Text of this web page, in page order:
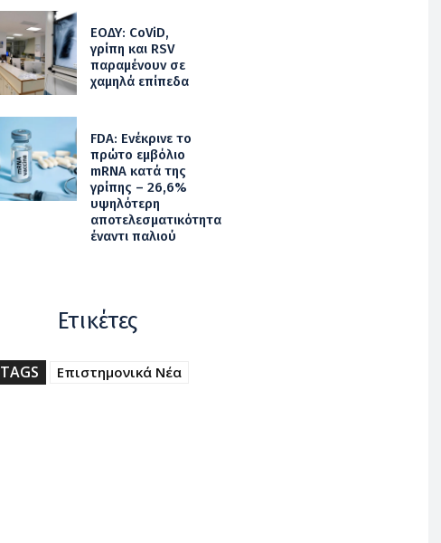
ΕΟΔΥ: CoViD,
γρίπη και RSV
παραμένουν σε
χαμηλά επίπεδα
FDA: Ενέκρινε το
πρώτο εμβόλιο
mRNA κατά της
γρίπης – 26,6%
υψηλότερη
αποτελεσματικότητα
έναντι παλιού
Ετικέτες
TAGS Επιστημονικά Νέα